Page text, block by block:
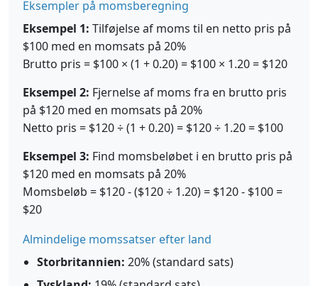
Eksempler på momsberegning
Eksempel 1: Tilføjelse af moms til en netto pris på
$100 med en momsats på 20%
Brutto pris = $100 × (1 + 0.20) = $100 × 1.20 = $120
Eksempel 2: Fjernelse af moms fra en brutto pris
på $120 med en momsats på 20%
Netto pris = $120 ÷ (1 + 0.20) = $120 ÷ 1.20 = $100
Eksempel 3: Find momsbeløbet i en brutto pris på
$120 med en momsats på 20%
Momsbeløb = $120 - ($120 ÷ 1.20) = $120 - $100 =
$20
Almindelige momssatser efter land
Storbritannien: 20% (standard sats)